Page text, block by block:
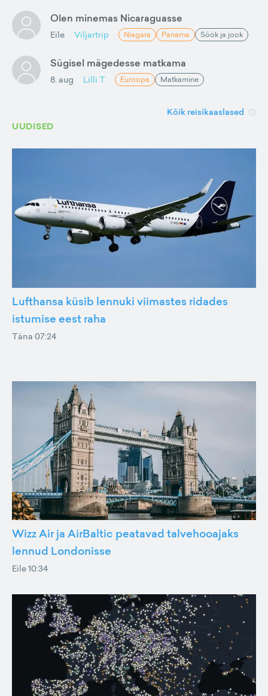
Olen minemas Nicaraguasse
Eile Viljartrip Niagara Panama Söök ja jook
Sügisel mägedesse matkama
8. aug Lilli T Euroopa Matkamine
Kõik reisikaaslased
UUDISED
Lufthansa küsib lennuki viimastes ridades
istumise eest raha
Täna 07:24
Wizz Air ja AirBaltic peatavad talvehooajaks
lennud Londonisse
Eile 10:34